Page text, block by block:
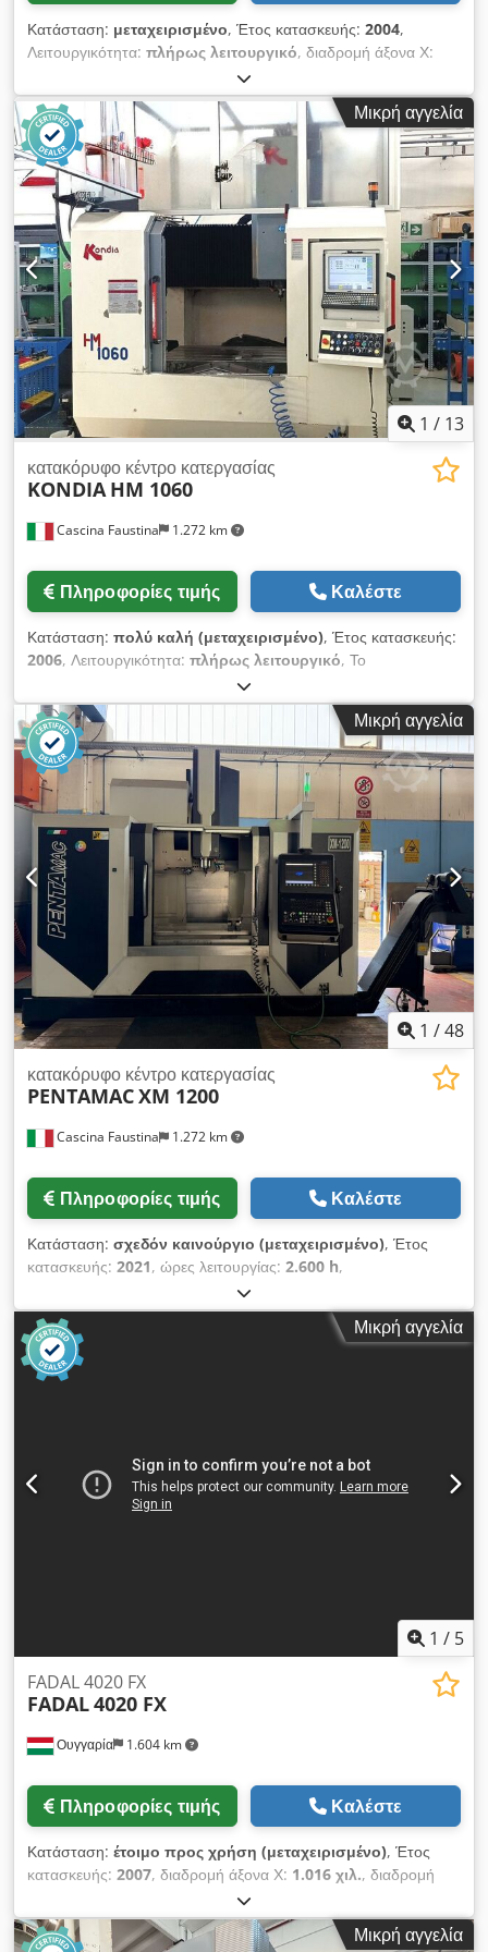
Κατάσταση: μεταχειρισμένο, Έτος κατασκευής: 2004,
Λειτουργικότητα: πλήρως λειτουργικό, διαδρομή άξονα Χ:
550 χιλ.
χιλ., αριθμός θέσεων στη θήκη εργαλείων:32, Εξοπλισμός:
μεταφορέας ρινισμάτων
, Έτος κατασκευής: 2004 Cedpfx
Aszq Du Rslaerf Σύστημα CNC: FANUC 21 Διαστάσεις
τραπεζιού: 1350x635 mm Διαδρομή άξονα X: 1100 mm
Διαδρομή άξονα Y: 550 mm Διαδρομή άξονα Z: 650 mm
Κωνικότητα άξονα: ISO40, 10000 στροφές ανά λεπτό
Αυτόματος αλλαγέας εργαλείων 32 θέσεις Διαστάσεις:
3250x3136x2760 mm Βάρος μηχανήματος: 8000 kg Υψηλή
πίεση μέσω του άξονα Σύστημα απομάκρυνσης υλικών με
ταινία μεταφοράς
Μικρή αγγελία
1 / 13
Cascina Faustina 1.272 km
κατακόρυφο κέντρο κατεργασίας
KONDIA HM 1060
Πληροφορίες τιμής Καλέστε
Κατάσταση: πολύ καλή (μεταχειρισμένο), Έτος κατασκευής:
2006, Λειτουργικότητα: πλήρως λειτουργικό, Το
μεταχειρισμένο κάθετο κέντρο κατεργασίας υψηλής ταχύτητας
KONDIA HM-1060 είναι ένα μηχάνημα αριθμητικής εντολής
(CNC) μεσαίου μεγέθους, με κατασκευή από χυτοσίδηρο τύπου
γέφυρας, βάρους περίπου 7.300 kg. Διαθέτει διαδρομές X
1.000, Y 600, Z 510 mm, διαστάσεις τραπεζιού 1120×600 mm
και ικανότητα φόρτωσης 660 kg, με ταχεία κίνηση έως και 24
m/λεπτό. Είναι εξοπλισμένο με κατασκευή από χυτοσίδηρο με
στήριξη σε 3 σημεία για καλύτερη θερμική αντιστάθμιση,
αριθμητικό έλεγχο SELCA 4045 με έγχρωμη οθόνη LCD,
διεπαφή δικτύου, σκληρό δίσκο, άξονα BT-40 με 10.000
στροφές, ο οποίος ψύχεται από ειδικό ψυγείο, αυτόματο
αλλαγέα εργαλείων τύπου «pick-up» με 18 θέσεις,
απομακρυσμένο χειροκίνητο τροχό και σύστημα
απομάκρυνσης των γυαλιστικών υπολειμμάτων με
ταινιομεταφορέα. Cjdpfx Ajzn U Ayolaorf Έτος κατασκευής
2006, παρέχεται με εγχειρίδια και πιστοποιητικό.
Μικρή αγγελία
1 /48
Cascina Faustina 1.272 km
κατακόρυφο κέντρο κατεργασίας
PENTAMACXM 1200
Πληροφορίες τιμής Καλέστε
Κατάσταση: σχεδόν καινούργιο (μεταχειρισμένο), Έτος
κατασκευής: 2021, ώρες λειτουργίας: 2.600 h,
πλήρως λειτουργικό
1.200 χιλ., διαδρομή άξονα Y:610 χιλ., διαδρομή άξονα Z:610
χιλ., μηχάνημα σε άριστη κατάσταση, ουσιαστικά
αχρησιμοποίητο άξονας ISO 40 με 10.000 στροφές, πλήρης με
το αντίστοιχο σύστημα ψύξης προετοιμασία για ψύξη μέσω του
καθώς και προαιρετική δυνατότητα SELCA για την εισαγωγή
συγκεκριμένων προγραμμάτων σύστημα CAD ενσωματωμένο
στο μηχάνημα δυνατότητα εισαγωγής αρχείων DXW σκληρός
Μικρή αγγελία
1 / 5
Ουγγαρία 1.604 km
FADAL 4020 FX
FADAL4020 FX
Πληροφορίες τιμής Καλέστε
Κατάσταση: έτοιμο προς χρήση (μεταχειρισμένο), Έτος
κατασκευής: 2007, διαδρομή άξονα Χ: 1.016 χιλ., διαδρομή
, διαδρομή άξονα Z:
τραπεζιού:1.652 κιλ, συνολικό βάρος:4.990 κιλ, μέγιστη
ταχύτητα ατράκτου:8.000 στρ./λ., ισχύς κινητήρα ατράκτου:
Μικρή αγγελία